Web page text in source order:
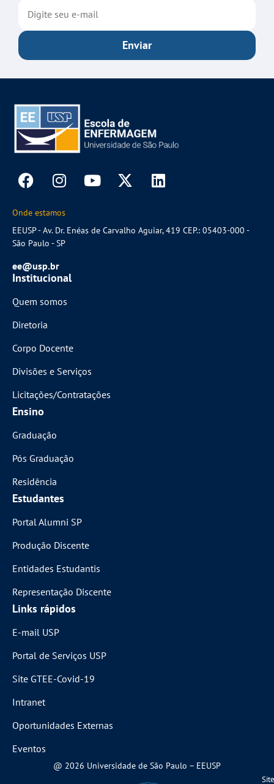
Enviar
Onde estamos
EEUSP - Av. Dr. Enéas de Carvalho Aguiar, 419 CEP.: 05403-000 -
São Paulo - SP
ee@usp.br
Institucional
Quem somos
Diretoria
Corpo Docente
Divisões e Serviços
Licitações/Contratações
Ensino
Graduação
Pós Graduação
Residência
Estudantes
Portal Alumni SP
Produção Discente
Entidades Estudantis
Representação Discente
Links rápidos
E-mail USP
Portal de Serviços USP
Site GTEE-Covid-19
Intranet
Oportunidades Externas
Eventos
@ 2026 Universidade de São Paulo – EEUSP
Site